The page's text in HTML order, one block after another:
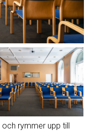
rymmer upp till